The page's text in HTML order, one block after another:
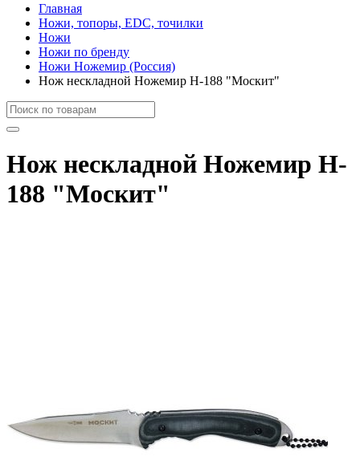
Главная
Ножи, топоры, EDC, точилки
Ножи
Ножи по бренду
Ножи Ножемир (Россия)
Нож нескладной Ножемир H-188 "Москит"
Нож нескладной Ножемир H-
188 "Москит"